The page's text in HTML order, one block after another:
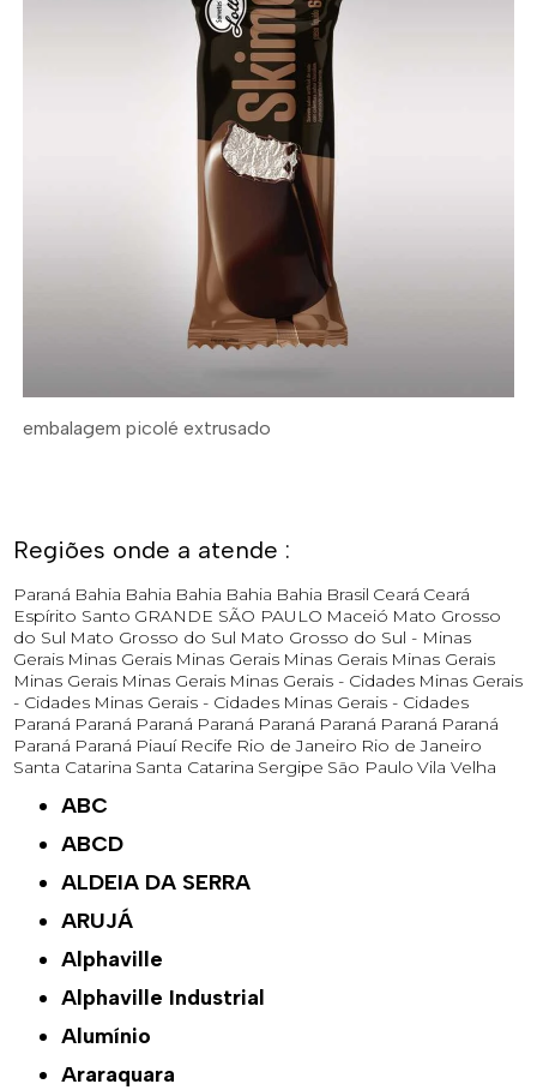
embalagem picolé extrusado
Regiões onde a atende :
Paraná Bahia Bahia Bahia Bahia Bahia Brasil Ceará Ceará
Espírito Santo GRANDE SÃO PAULO Maceió Mato Grosso
do Sul Mato Grosso do Sul Mato Grosso do Sul - Minas
Gerais Minas Gerais Minas Gerais Minas Gerais Minas Gerais
Minas Gerais Minas Gerais Minas Gerais - Cidades Minas Gerais
- Cidades Minas Gerais - Cidades Minas Gerais - Cidades
Paraná Paraná Paraná Paraná Paraná Paraná Paraná Paraná
Paraná Paraná Piauí Recife Rio de Janeiro Rio de Janeiro
Santa Catarina Santa Catarina Sergipe São Paulo Vila Velha
ABC
ABCD
ALDEIA DA SERRA
ARUJÁ
Alphaville
Alphaville Industrial
Alumínio
Araraquara